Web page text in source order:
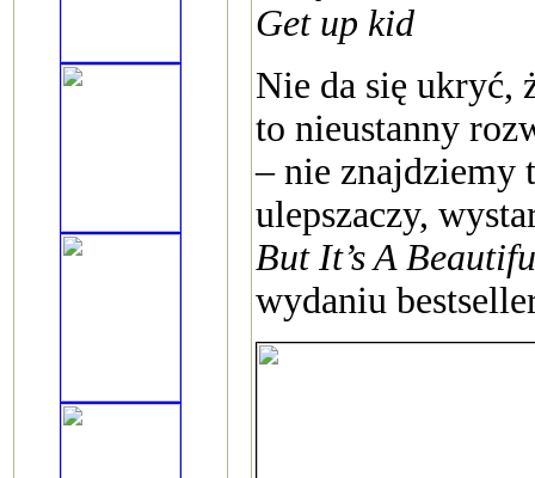
Get up kid
Nie da się ukryć,
to nieustanny
– nie znajdziemy
ulepszaczy,
But It’s A
wydaniu